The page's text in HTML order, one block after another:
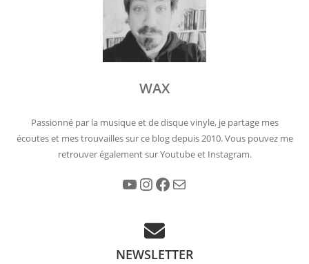
WAX
Passionné par la musique et de disque vinyle, je partage mes
écoutes et mes trouvailles sur ce blog depuis 2010. Vous pouvez me
retrouver également sur Youtube et Instagram.
YouTube Instagram Facebook
NEWSLETTER